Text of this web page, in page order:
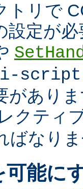
トリで
設定が
script
があり
クティ
ばなり
可能に